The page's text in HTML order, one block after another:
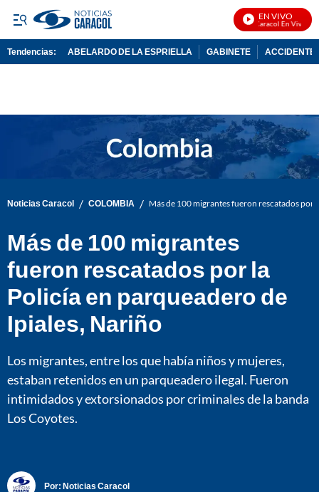
EN VIVO
Noticias Caracol En Vivo
Tendencias: ABELARDO DE LA ESPRIELLA GABINETE ACCIDENTE
Noticias Caracol / COLOMBIA / Más de 100 migrantes fueron rescatados por
Más de 100 migrantes
fueron rescatados por la
Policía en parqueadero de
Ipiales, Nariño
Los migrantes, entre los que había niños y mujeres,
estaban retenidos en un parqueadero ilegal. Fueron
intimidados y extorsionados por criminales de la banda
Los Coyotes.
Por: Noticias Caracol